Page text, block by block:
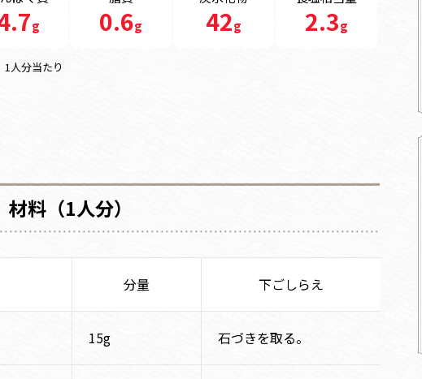
g 0.6g 42g 2.3g
人分当たり
材料（1人分）
分量 下ごしらえ
15g 石づきを取る。